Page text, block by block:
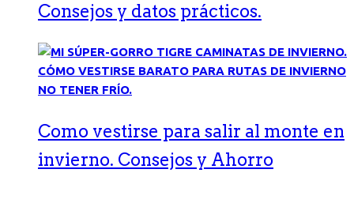
Consejos y datos prácticos.
Como vestirse para salir al monte en
invierno. Consejos y Ahorro